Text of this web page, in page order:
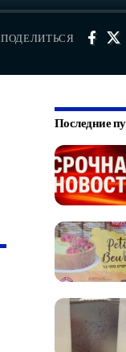
ПОДЕЛИТЬСЯ
Последние